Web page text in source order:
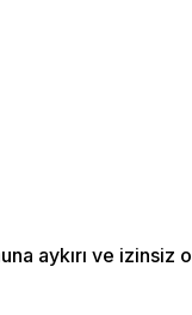
aykırı ve izinsiz